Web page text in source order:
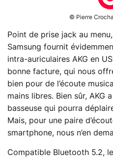
© Pierre
Point de prise jack au
Samsung fournit
intra-auriculaires AKG en
bonne facture, qui nous
bien pour de l’écoute
mains libres. Bien sûr, AKG
basseuse qui pourra
Mais, pour une paire
smartphone, nous n’en
Compatible Bluetooth 5.2,